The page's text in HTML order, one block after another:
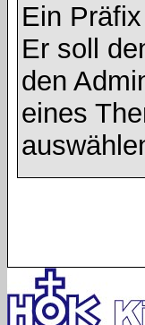
Ein
Er soll
den
eines